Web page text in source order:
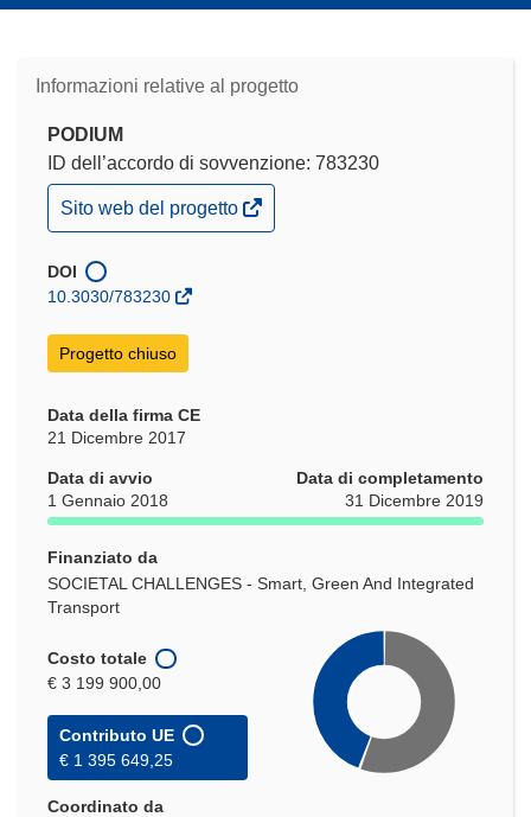
Informazioni relative al progetto
PODIUM
ID dell’accordo di sovvenzione: 783230
(si
apre
una
nuova
Sito web del progetto
DOI
10.3030/783230
Progetto chiuso
Data della firma CE
21 Dicembre 2017
Data di avvio
1 Gennaio 2018
Data di completamento
31 Dicembre 2019
Finanziato da
SOCIETAL CHALLENGES - Smart, Green And Integrated
Transport
Costo totale
€ 3 199 900,00
Contributo UE
€ 1 395 649,25
Coordinato da